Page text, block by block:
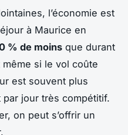
l’économie est
à Maurice en
% de moins que durant
même si le vol coûte
est souvent plus
jour très compétitif.
on peut s’offrir un